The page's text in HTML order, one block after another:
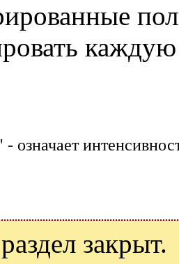
каждую
означает
закрыт.